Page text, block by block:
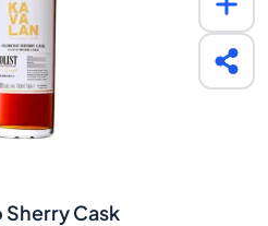
Sherry Cask